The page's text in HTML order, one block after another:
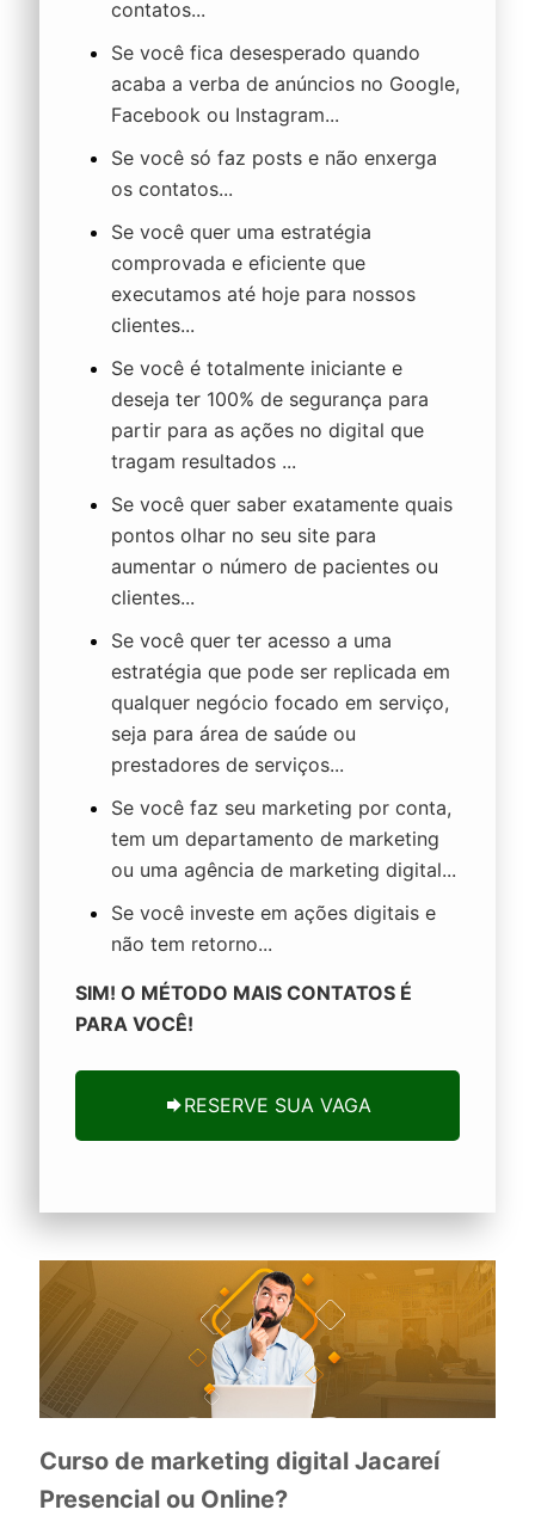
contatos...
Se você fica desesperado quando
acaba a verba de anúncios no Google,
Facebook ou Instagram...
Se você só faz posts e não enxerga
os contatos...
Se você quer uma estratégia
comprovada e eficiente que
executamos até hoje para nossos
clientes...
Se você é totalmente iniciante e
deseja ter 100% de segurança para
partir para as ações no digital que
tragam resultados ...
Se você quer saber exatamente quais
pontos olhar no seu site para
aumentar o número de pacientes ou
clientes...
Se você quer ter acesso a uma
estratégia que pode ser replicada em
qualquer negócio focado em serviço,
seja para área de saúde ou
prestadores de serviços...
Se você faz seu marketing por conta,
tem um departamento de marketing
ou uma agência de marketing digital...
Se você investe em ações digitais e
não tem retorno...
SIM! O MÉTODO MAIS CONTATOS É
PARA VOCÊ!
RESERVE SUA VAGA
Curso de marketing digital Jacareí
Presencial ou Online?